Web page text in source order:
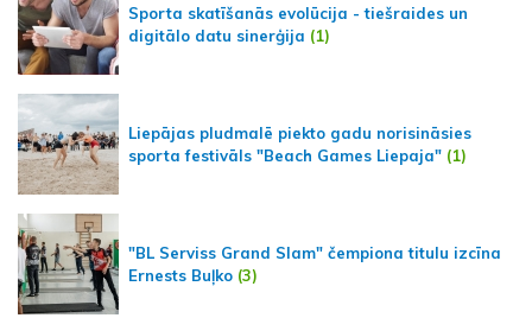
Sporta skatīšanās evolūcija - tiešraides un
digitālo datu sinerģija (1)
Liepājas pludmalē piekto gadu norisināsies
sporta festivāls "Beach Games Liepaja" (1)
"BL Serviss Grand Slam" čempiona titulu izcīna
Ernests Buļko (3)